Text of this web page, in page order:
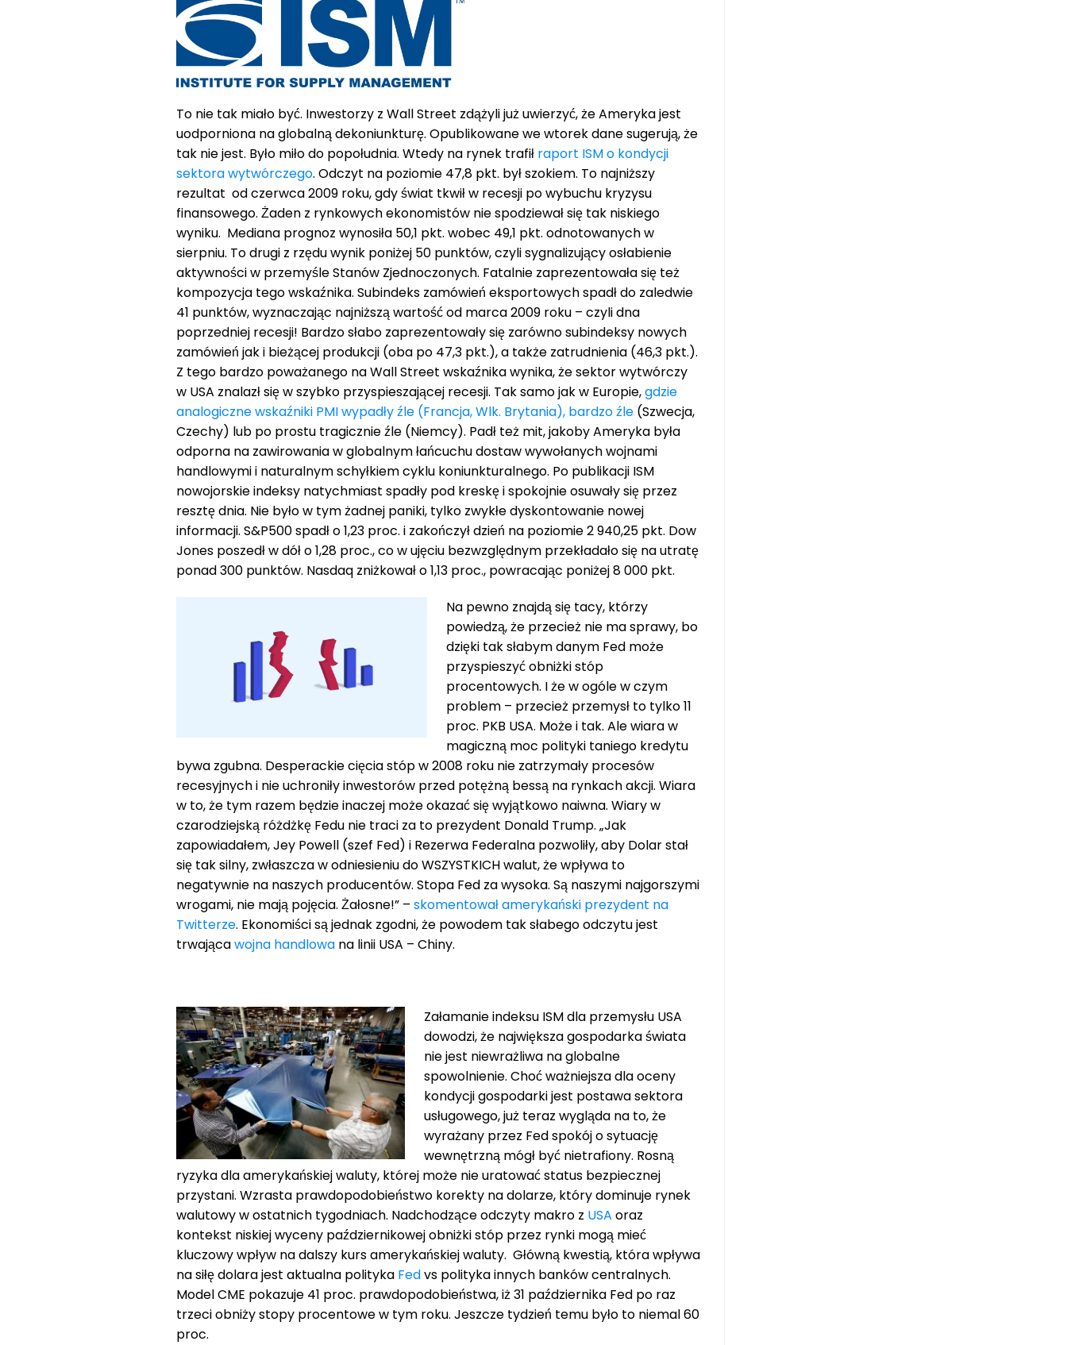
To nie tak miało być. Inwestorzy z Wall Street zdążyli już uwierzyć, że Ameryka jest
uodporniona na globalną dekoniunkturę. Opublikowane we wtorek dane sugerują, że
tak nie jest. Było miło do popołudnia. Wtedy na rynek trafił raport ISM o kondycji
sektora wytwórczego. Odczyt na poziomie 47,8 pkt. był szokiem. To najniższy
rezultat od czerwca 2009 roku, gdy świat tkwił w recesji po wybuchu kryzysu
finansowego. Żaden z rynkowych ekonomistów nie spodziewał się tak niskiego
wyniku. Mediana prognoz wynosiła 50,1 pkt. wobec 49,1 pkt. odnotowanych w
sierpniu. To drugi z rzędu wynik poniżej 50 punktów, czyli sygnalizujący osłabienie
aktywności w przemyśle Stanów Zjednoczonych. Fatalnie zaprezentowała się też
kompozycja tego wskaźnika. Subindeks zamówień eksportowych spadł do zaledwie
41 punktów, wyznaczając najniższą wartość od marca 2009 roku – czyli dna
poprzedniej recesji! Bardzo słabo zaprezentowały się zarówno subindeksy nowych
zamówień jak i bieżącej produkcji (oba po 47,3 pkt.), a także zatrudnienia (46,3 pkt.).
Z tego bardzo poważanego na Wall Street wskaźnika wynika, że sektor wytwórczy
w USA znalazł się w szybko przyspieszającej recesji. Tak samo jak w Europie,gdzie
analogiczne wskaźniki PMI wypadły źle (Francja, Wlk. Brytania), bardzo źle (Szwecja,
Czechy) lub po prostu tragicznie źle (Niemcy). Padł też mit, jakoby Ameryka była
odporna na zawirowania w globalnym łańcuchu dostaw wywołanych wojnami
handlowymi i naturalnym schyłkiem cyklu koniunkturalnego. Po publikacji ISM
nowojorskie indeksy natychmiast spadły pod kreskę i spokojnie osuwały się przez
resztę dnia. Nie było w tym żadnej paniki, tylko zwykłe dyskontowanie nowej
informacji. S&P500 spadł o 1,23 proc. i zakończył dzień na poziomie 2 940,25 pkt. Dow
Jones poszedł w dół o 1,28 proc., co w ujęciu bezwzględnym przekładało się na utratę
ponad 300 punktów. Nasdaq zniżkował o 1,13 proc., powracając poniżej 8 000 pkt.
Na pewno znajdą się tacy, którzy
powiedzą, że przecież nie ma sprawy, bo
dzięki tak słabym danym Fed może
przyspieszyć obniżki stóp
procentowych. I że w ogóle w czym
problem – przecież przemysł to tylko 11
proc. PKB USA. Może i tak. Ale wiara w
magiczną moc polityki taniego kredytu
bywa zgubna. Desperackie cięcia stóp w 2008 roku nie zatrzymały procesów
recesyjnych i nie uchroniły inwestorów przed potężną bessą na rynkach akcji. Wiara
w to, że tym razem będzie inaczej może okazać się wyjątkowo naiwna. Wiary w
czarodziejską różdżkę Fedu nie traci za to prezydent Donald Trump. „Jak
zapowiadałem, Jey Powell (szef Fed) i Rezerwa Federalna pozwoliły, aby Dolar stał
się tak silny, zwłaszcza w odniesieniu do WSZYSTKICH walut, że wpływa to
negatywnie na naszych producentów. Stopa Fed za wysoka. Są naszymi najgorszymi
wrogami, nie mają pojęcia. Żałosne!” – skomentował amerykański prezydent na
Twitterze. Ekonomiści są jednak zgodni, że powodem tak słabego odczytu jest
trwającawojna handlowa na linii USA – Chiny.
Załamanie indeksu ISM dla przemysłu USA
dowodzi, że największa gospodarka świata
nie jest niewrażliwa na globalne
spowolnienie. Choć ważniejsza dla oceny
kondycji gospodarki jest postawa sektora
usługowego, już teraz wygląda na to, że
wyrażany przez Fed spokój o sytuację
wewnętrzną mógł być nietrafiony. Rosną
ryzyka dla amerykańskiej waluty, której może nie uratować status bezpiecznej
przystani. Wzrasta prawdopodobieństwo korekty na dolarze, który dominuje rynek
walutowy w ostatnich tygodniach. Nadchodzące odczyty makro z USA oraz
kontekst niskiej wyceny październikowej obniżki stóp przez rynki mogą mieć
kluczowy wpływ na dalszy kurs amerykańskiej waluty. Główną kwestią, która wpływa
na siłę dolara jest aktualna polityka Fedvs polityka innych banków centralnych.
Model CME pokazuje 41 proc. prawdopodobieństwa, iż 31 października Fed po raz
trzeci obniży stopy procentowe w tym roku. Jeszcze tydzień temu było to niemal 60
proc.